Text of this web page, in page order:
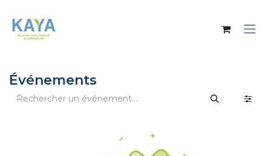
Événements